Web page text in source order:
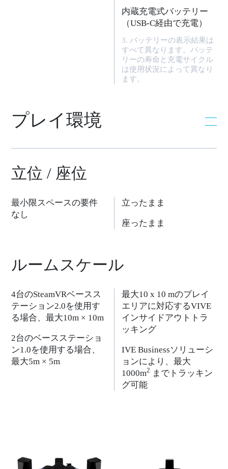
内蔵充電式バッテリー
（USB-C経由で充電）
3. バッテリーの表示結果は
すべて異なります。バッテ
リーの寿命と充電サイクル
は使用状況によって異なり
ます。
プレイ環境
立位 / 座位
最小限スペースの要件
なし
立ったまま
座ったまま
ルームスケール
4台のSteamVRベースス
テーション2.0を使用す
る場合、最大10m × 10m
2台のベースステーショ
ン1.0を使用する場合、
最大5m × 5m
最大10 x 10 mのプレイ
エリアに対応するVIVE
インサイドアウトトラ
ッキング
IVE Businessソリューシ
ョンにより、最大
1000m2 までトラッキン
グ可能